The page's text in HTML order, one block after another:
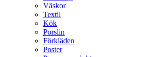
Väskor
Textil
Kök
Porslin
Förkläden
Poster